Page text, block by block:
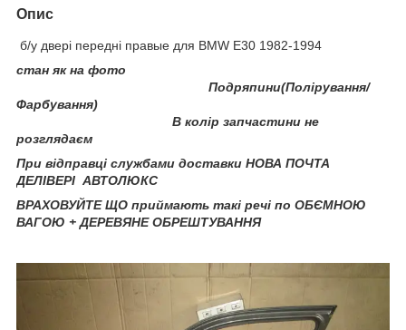
Опис
б/у двері передні правые для BMW E30 1982-1994
стан як на фото
Подряпини(Полірування/
Фарбування)
В колір запчастини не
розглядаєм
При відправці службами доставки НОВА ПОЧТА
ДЕЛІВЕРІ АВТОЛЮКС
ВРАХОВУЙТЕ ЩО приймають такі речі по ОБЄМНОЮ
ВАГОЮ + ДЕРЕВЯНЕ ОБРЕШТУВАННЯ